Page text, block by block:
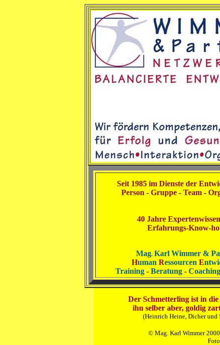
Seit 1985 im Dienste der
Person - Gruppe - Team -
40 Jahre
Erfahrungs-Know-
Mag. Karl Wimmer &
Human Ressourcen E
Training - Beratung -
Der Schmetterling ist in
ihn selber aber, goldig
(Heinrich Heine, Dicher
© Mag. Karl Wimmer